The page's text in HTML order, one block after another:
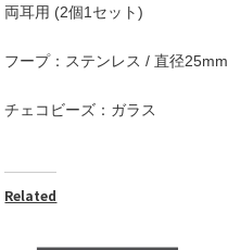
フ
プ
quantity
両耳用 (2個1セット)
フープ：ステンレス / 直径25mm
チェコビーズ：ガラス
Related